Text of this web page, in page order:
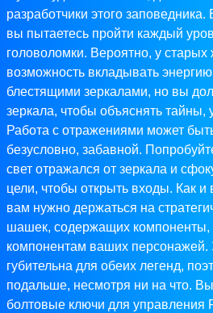
разработчики этого
вы пытаетесь пройти каждый
головоломки. Вероятно, у
возможность вкладывать
блестящими зеркалами, но вы
зеркала, чтобы объяснять тайны,
Работа с отражениями может
безусловно, забавной.
свет отражался от зеркала и
цели, чтобы открыть входы. Как
вам нужно держаться на
шашек, содержащих
компонентам ваших персонажей.
губительна для обеих легенд,
подальше, несмотря ни на что.
болтовые ключи для управления